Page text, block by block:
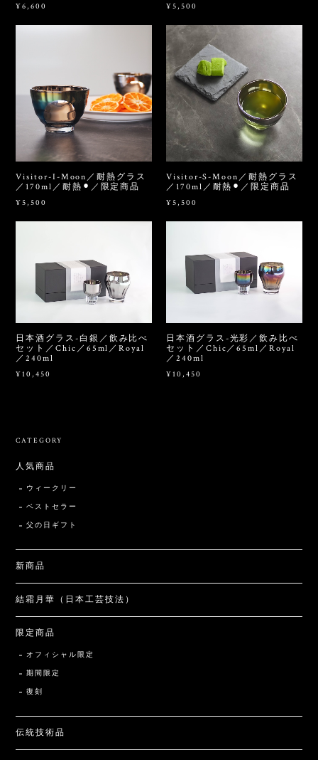
¥6,600 ¥5,500
Visitor-I-Moon／耐熱グラス
／170ml／耐熱⚫︎／限定商品
¥5,500
Visitor-S-Moon／耐熱グラス
／170ml／耐熱⚫︎／限定商品
¥5,500
日本酒グラス-白銀／飲み比べ
セット／Chic／65ml／Royal
／240ml
¥10,450
日本酒グラス-光彩／飲み比べ
セット／Chic／65ml／Royal
／240ml
¥10,450
CATEGORY
人気商品
ウィークリー
ベストセラー
父の日ギフト
新商品
結霜月華（日本工芸技法）
限定商品
オフィシャル限定
期間限定
復刻
伝統技術品